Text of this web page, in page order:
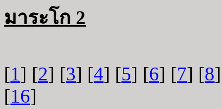
มาระโก 2
[1] [2] [3] [4] [5] [6] [7] [8
[16]